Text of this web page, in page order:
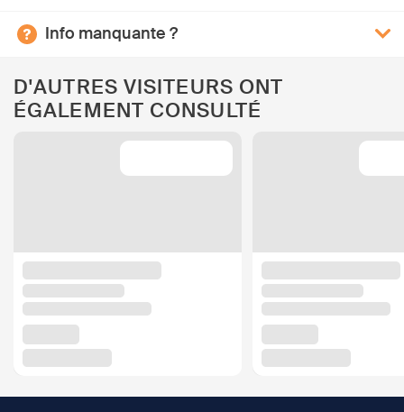
Info manquante ?
D'AUTRES VISITEURS ONT
ÉGALEMENT CONSULTÉ